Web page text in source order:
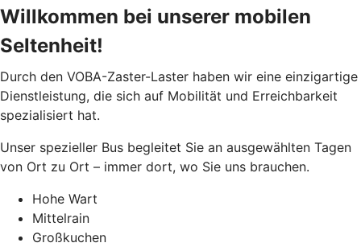
Willkommen bei unserer mobilen
Seltenheit!
Durch den VOBA-Zaster-Laster haben wir eine einzigartige
Dienstleistung, die sich auf Mobilität und Erreichbarkeit
spezialisiert hat.
Unser spezieller Bus begleitet Sie an ausgewählten Tagen
von Ort zu Ort – immer dort, wo Sie uns brauchen.
Hohe Wart
Mittelrain
Großkuchen